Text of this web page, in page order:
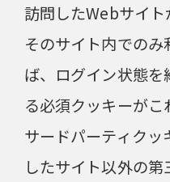
訪問したWebサイト
そのサイト内での
ば、ログイン状態
る必須クッキーがこ
サードパーティク
したサイト以外の